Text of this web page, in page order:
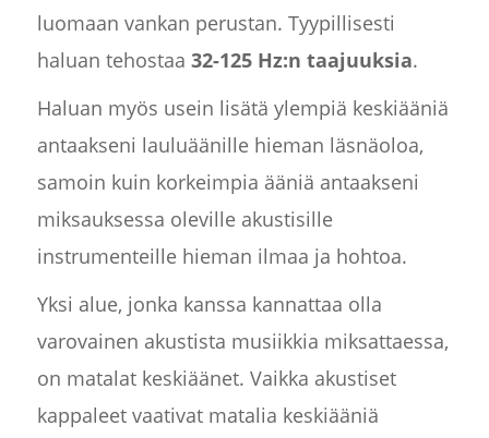
luomaan vankan perustan. Tyypillisesti
haluan tehostaa 32-125 Hz:n taajuuksia.
Haluan myös usein lisätä ylempiä keskiääniä
antaakseni lauluäänille hieman läsnäoloa,
samoin kuin korkeimpia ääniä antaakseni
miksauksessa oleville akustisille
instrumenteille hieman ilmaa ja hohtoa.
Yksi alue, jonka kanssa kannattaa olla
varovainen akustista musiikkia miksattaessa,
on matalat keskiäänet. Vaikka akustiset
kappaleet vaativat matalia keskiääniä